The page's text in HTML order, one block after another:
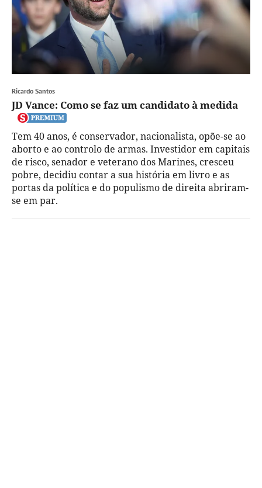
Ricardo Santos
JD Vance: Como se faz um candidato à medida
Tem 40 anos, é conservador, nacionalista, opõe-se ao
aborto e ao controlo de armas. Investidor em capitais
de risco, senador e veterano dos Marines, cresceu
pobre, decidiu contar a sua história em livro e as
portas da política e do populismo de direita abriram-
se em par.